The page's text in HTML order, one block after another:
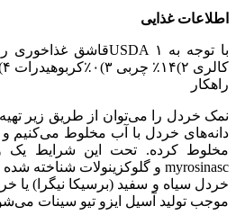
اطلاعات غذایی
کالری ۲)۱۴٪ چربی ۳)۰٪کربوهیدرات ۴)۰٪لیپید ۵)۰٪پروتین
راهکار
نمک خردل را می‌توان از طریق زیر
دانه‌های خردل با آب مخلوط می‌کنیم و
مخلوط کرده. تحت این شرایط یک
خردل سیاه و سفید (برسیکا نیگرا) یا
موجب تولید آسیل ایزو تیو سینات